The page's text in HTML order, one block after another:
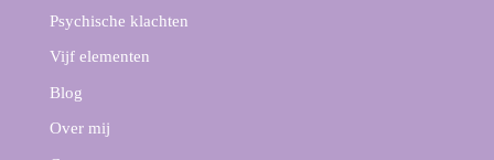
Psychische klachten
Vijf elementen
Blog
Over mij